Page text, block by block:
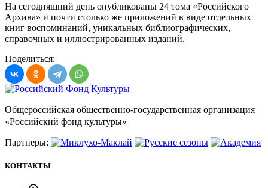
На сегодняшний день опубликованы 24 тома «Российского
Архива» и почти столько же приложений в виде отдельных
книг воспоминаний, уникальных библиографических,
справочных и иллюстрированных изданий.
Поделиться:
Общероссийская общественно-государственная организация
«Российский фонд культуры»
Партнеры:
КОНТАКТЫ